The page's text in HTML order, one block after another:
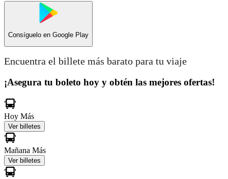
Consíguelo en Google Play
Encuentra el billete más barato para tu viaje
¡Asegura tu boleto hoy y obtén las mejores ofertas!
Hoy Más
Ver billetes
Mañana Más
Ver billetes